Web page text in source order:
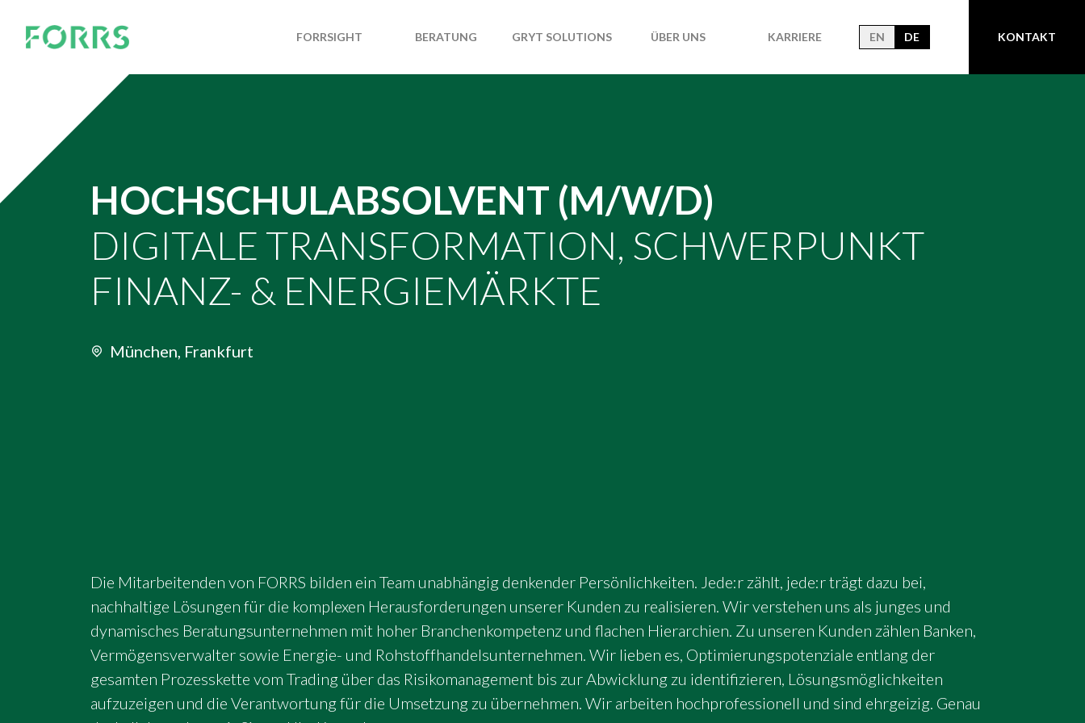
FORRSIGHT BERATUNG GRYT SOLUTIONS ÜBER UNS KARRIERE EN DE KONTAKT
HOCHSCHULABSOLVENT (M/W/D)
DIGITALE TRANSFORMATION, SCHWERPUNKT
FINANZ- & ENERGIEMÄRKTE
München, Frankfurt
Die Mitarbeitenden von FORRS bilden ein Team unabhängig denkender Persönlichkeiten. Jede:r zählt, jede:r trägt dazu bei,
nachhaltige Lösungen für die komplexen Herausforderungen unserer Kunden zu realisieren. Wir verstehen uns als junges und
dynamisches Beratungsunternehmen mit hoher Branchenkompetenz und flachen Hierarchien. Zu unseren Kunden zählen Banken,
Vermögensverwalter sowie Energie- und Rohstoffhandelsunternehmen. Wir lieben es, Optimierungspotenziale entlang der
gesamten Prozesskette vom Trading über das Risikomanagement bis zur Abwicklung zu identifizieren, Lösungsmöglichkeiten
aufzuzeigen und die Verantwortung für die Umsetzung zu übernehmen. Wir arbeiten hochprofessionell und sind ehrgeizig. Genau